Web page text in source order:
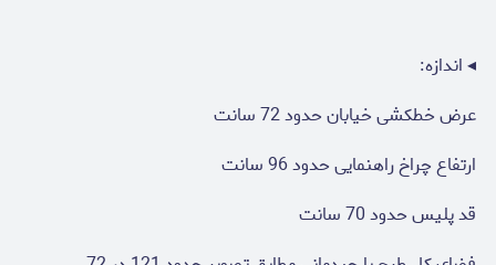
◂ اندازه:
عرض خطکشی خیابان حدود 72 سانت
ارتفاع چراخ راهنمایی حدود 96 سانت
قد پلیس حدود 70 سانت